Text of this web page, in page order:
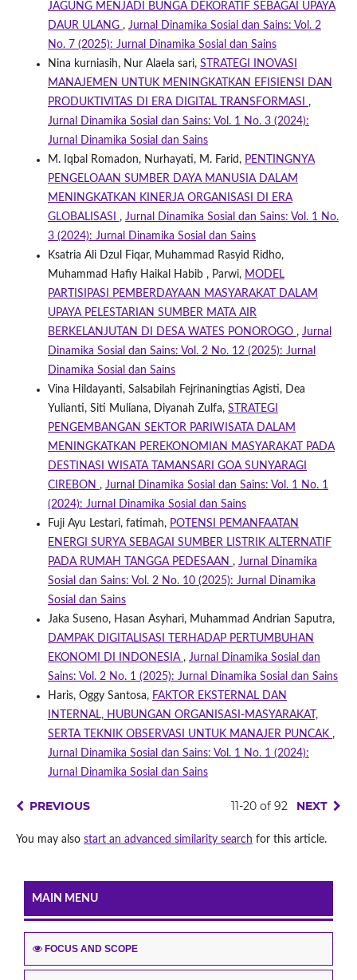
JAGUNG MENJADI BUNGA DEKORATIF SEBAGAI UPAYA
DAUR ULANG , Jurnal Dinamika Sosial dan Sains: Vol. 2
No. 7 (2025): Jurnal Dinamika Sosial dan Sains
Nina kurniasih, Nur Alaela sari, STRATEGI INOVASI
MANAJEMEN UNTUK MENINGKATKAN EFISIENSI DAN
PRODUKTIVITAS DI ERA DIGITAL TRANSFORMASI ,
Jurnal Dinamika Sosial dan Sains: Vol. 1 No. 3 (2024):
Jurnal Dinamika Sosial dan Sains
M. Iqbal Romadon, Nurhayati, M. Farid, PENTINGNYA
PENGELOAAN SUMBER DAYA MANUSIA DALAM
MENINGKATKAN KINERJA ORGANISASI DI ERA
GLOBALISASI , Jurnal Dinamika Sosial dan Sains: Vol. 1 No.
3 (2024): Jurnal Dinamika Sosial dan Sains
Ksatria Ali Dzul Fiqar, Muhammad Rasyid Ridho,
Muhammad Hafiy Haikal Habib , Parwi, MODEL
PARTISIPASI PEMBERDAYAAN MASYARAKAT DALAM
UPAYA PELESTARIAN SUMBER MATA AIR
BERKELANJUTAN DI DESA WATES PONOROGO , Jurnal
Dinamika Sosial dan Sains: Vol. 2 No. 12 (2025): Jurnal
Dinamika Sosial dan Sains
Vina Hildayanti, Salsabilah Fejrinaningtias Agisti, Dea
Yulianti, Siti Muliana, Diyanah Zulfa, STRATEGI
PENGEMBANGAN SEKTOR PARIWISATA DALAM
MENINGKATKAN PEREKONOMIAN MASYARAKAT PADA
DESTINASI WISATA TAMANSARI GOA SUNYARAGI
CIREBON , Jurnal Dinamika Sosial dan Sains: Vol. 1 No. 1
(2024): Jurnal Dinamika Sosial dan Sains
Fuji Ayu Lestari, fatimah, POTENSI PEMANFAATAN
ENERGI SURYA SEBAGAI SUMBER LISTRIK ALTERNATIF
PADA RUMAH TANGGA PEDESAAN , Jurnal Dinamika
Sosial dan Sains: Vol. 2 No. 10 (2025): Jurnal Dinamika
Sosial dan Sains
Jaka Suseno, Hasan Asyhari, Muhammad Andrian Saputra,
DAMPAK DIGITALISASI TERHADAP PERTUMBUHAN
EKONOMI DI INDONESIA , Jurnal Dinamika Sosial dan
Sains: Vol. 2 No. 1 (2025): Jurnal Dinamika Sosial dan Sains
Haris, Oggy Santosa, FAKTOR EKSTERNAL DAN
INTERNAL, HUBUNGAN ORGANISASI-MASYARAKAT,
SERTA TEKNIK OBSERVASI UNTUK MANAJER PUNCAK ,
Jurnal Dinamika Sosial dan Sains: Vol. 1 No. 1 (2024):
Jurnal Dinamika Sosial dan Sains
PREVIOUS 11-20 of 92 NEXT
You may also start an advanced similarity search for this article.
MAIN MENU
FOCUS AND SCOPE